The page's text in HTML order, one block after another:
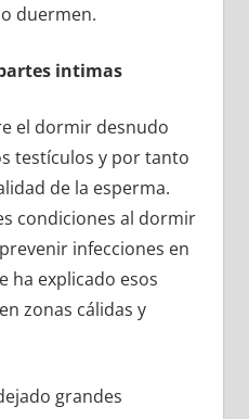
duermen.
intimas
el dormir desnudo
testículos y por tanto
de la esperma.
condiciones al dormir
infecciones en
ha explicado esos
zonas cálidas y
grandes